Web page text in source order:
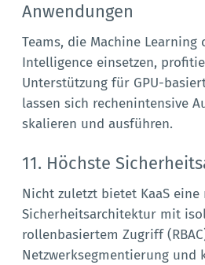
Anwendungen
Teams, die Machine
Intelligence einsetzen,
Unterstützung für GPU-
lassen sich rechenintensive
skalieren und ausführen.
11. Höchste
Nicht zuletzt bietet KaaS eine
Sicherheitsarchitektur mit
rollenbasiertem Zugriff
Netzwerksegmentierung und